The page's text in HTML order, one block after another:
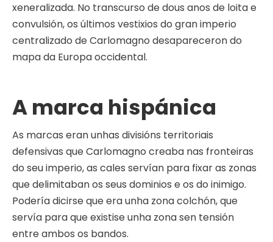
xeneralizada. No transcurso de dous anos de loita e
convulsión, os últimos vestixios do gran imperio
centralizado de Carlomagno desapareceron do
mapa da Europa occidental.
A marca hispánica
As marcas eran unhas divisións territoriais
defensivas que Carlomagno creaba nas fronteiras
do seu imperio, as cales servían para fixar as zonas
que delimitaban os seus dominios e os do inimigo.
Podería dicirse que era unha zona colchón, que
servía para que existise unha zona sen tensión
entre ambos os bandos.